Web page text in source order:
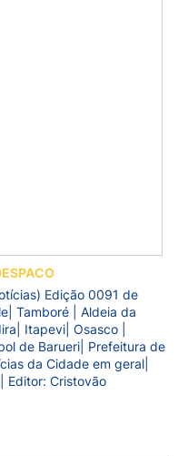
Edição 0091 de
Tamboré | Aldeia da
Itapevi| Osasco |
de Barueri| Prefeitura de
da Cidade em geral|
Editor: Cristovão